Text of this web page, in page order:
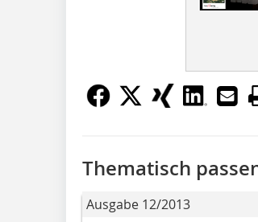
Thematisch
Ausgabe 12/2013